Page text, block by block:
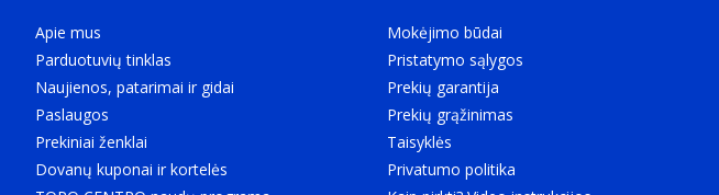
Apie mus
Parduotuvių tinklas
Naujienos, patarimai ir gidai
Paslaugos
Prekiniai ženklai
Dovanų kuponai ir kortelės
Mokėjimo būdai
Pristatymo sąlygos
Prekių garantija
Prekių grąžinimas
Taisyklės
Privatumo politika